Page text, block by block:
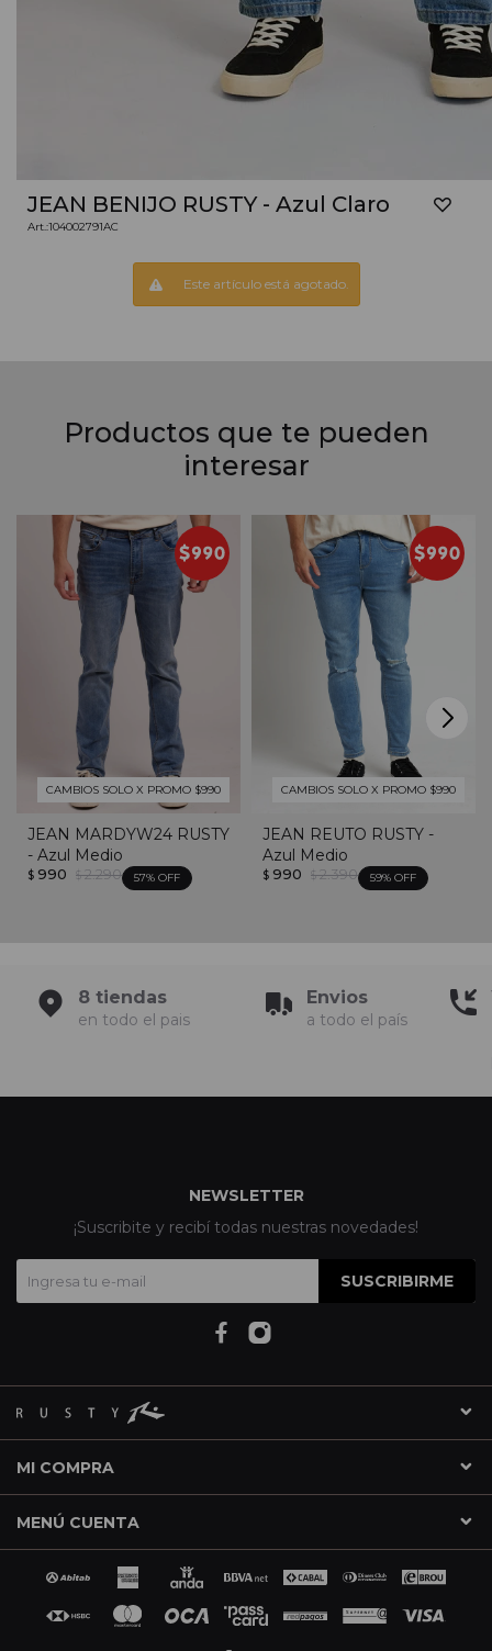
JEAN BENIJO RUSTY - Azul Claro
104002791AC
Este artículo está agotado.
Productos que te pueden
interesar
CAMBIOS SOLO X PROMO $990
JEAN MARDYW24 RUSTY
- Azul Medio
$ 990 $ 2.290 57
CAMBIOS SOLO X PROMO $990
JEAN REUTO RUSTY -
Azul Medio
$ 990 $ 2.390 59
8 tiendas
en todo el pais
Envios
a todo el país
MI COMPRA
MENÚ CUENTA
NEWSLETTER
¡Suscribite y recibí todas nuestras novedades!
SUSCRIBIRME